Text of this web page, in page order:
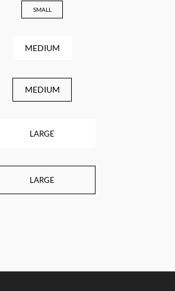
SMALL
MEDIUM
MEDIUM
LARGE
LARGE